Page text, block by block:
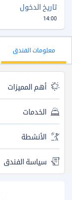
تاريخ الدخول
14:00
معلومات الفندق
أهم المميزات
الخدمات
الأنشطة
سياسة الفندق